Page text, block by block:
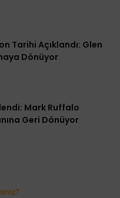
Tarihi Açıklandı: Glen
Dönüyor
Mark Ruffalo
Geri Dönüyor